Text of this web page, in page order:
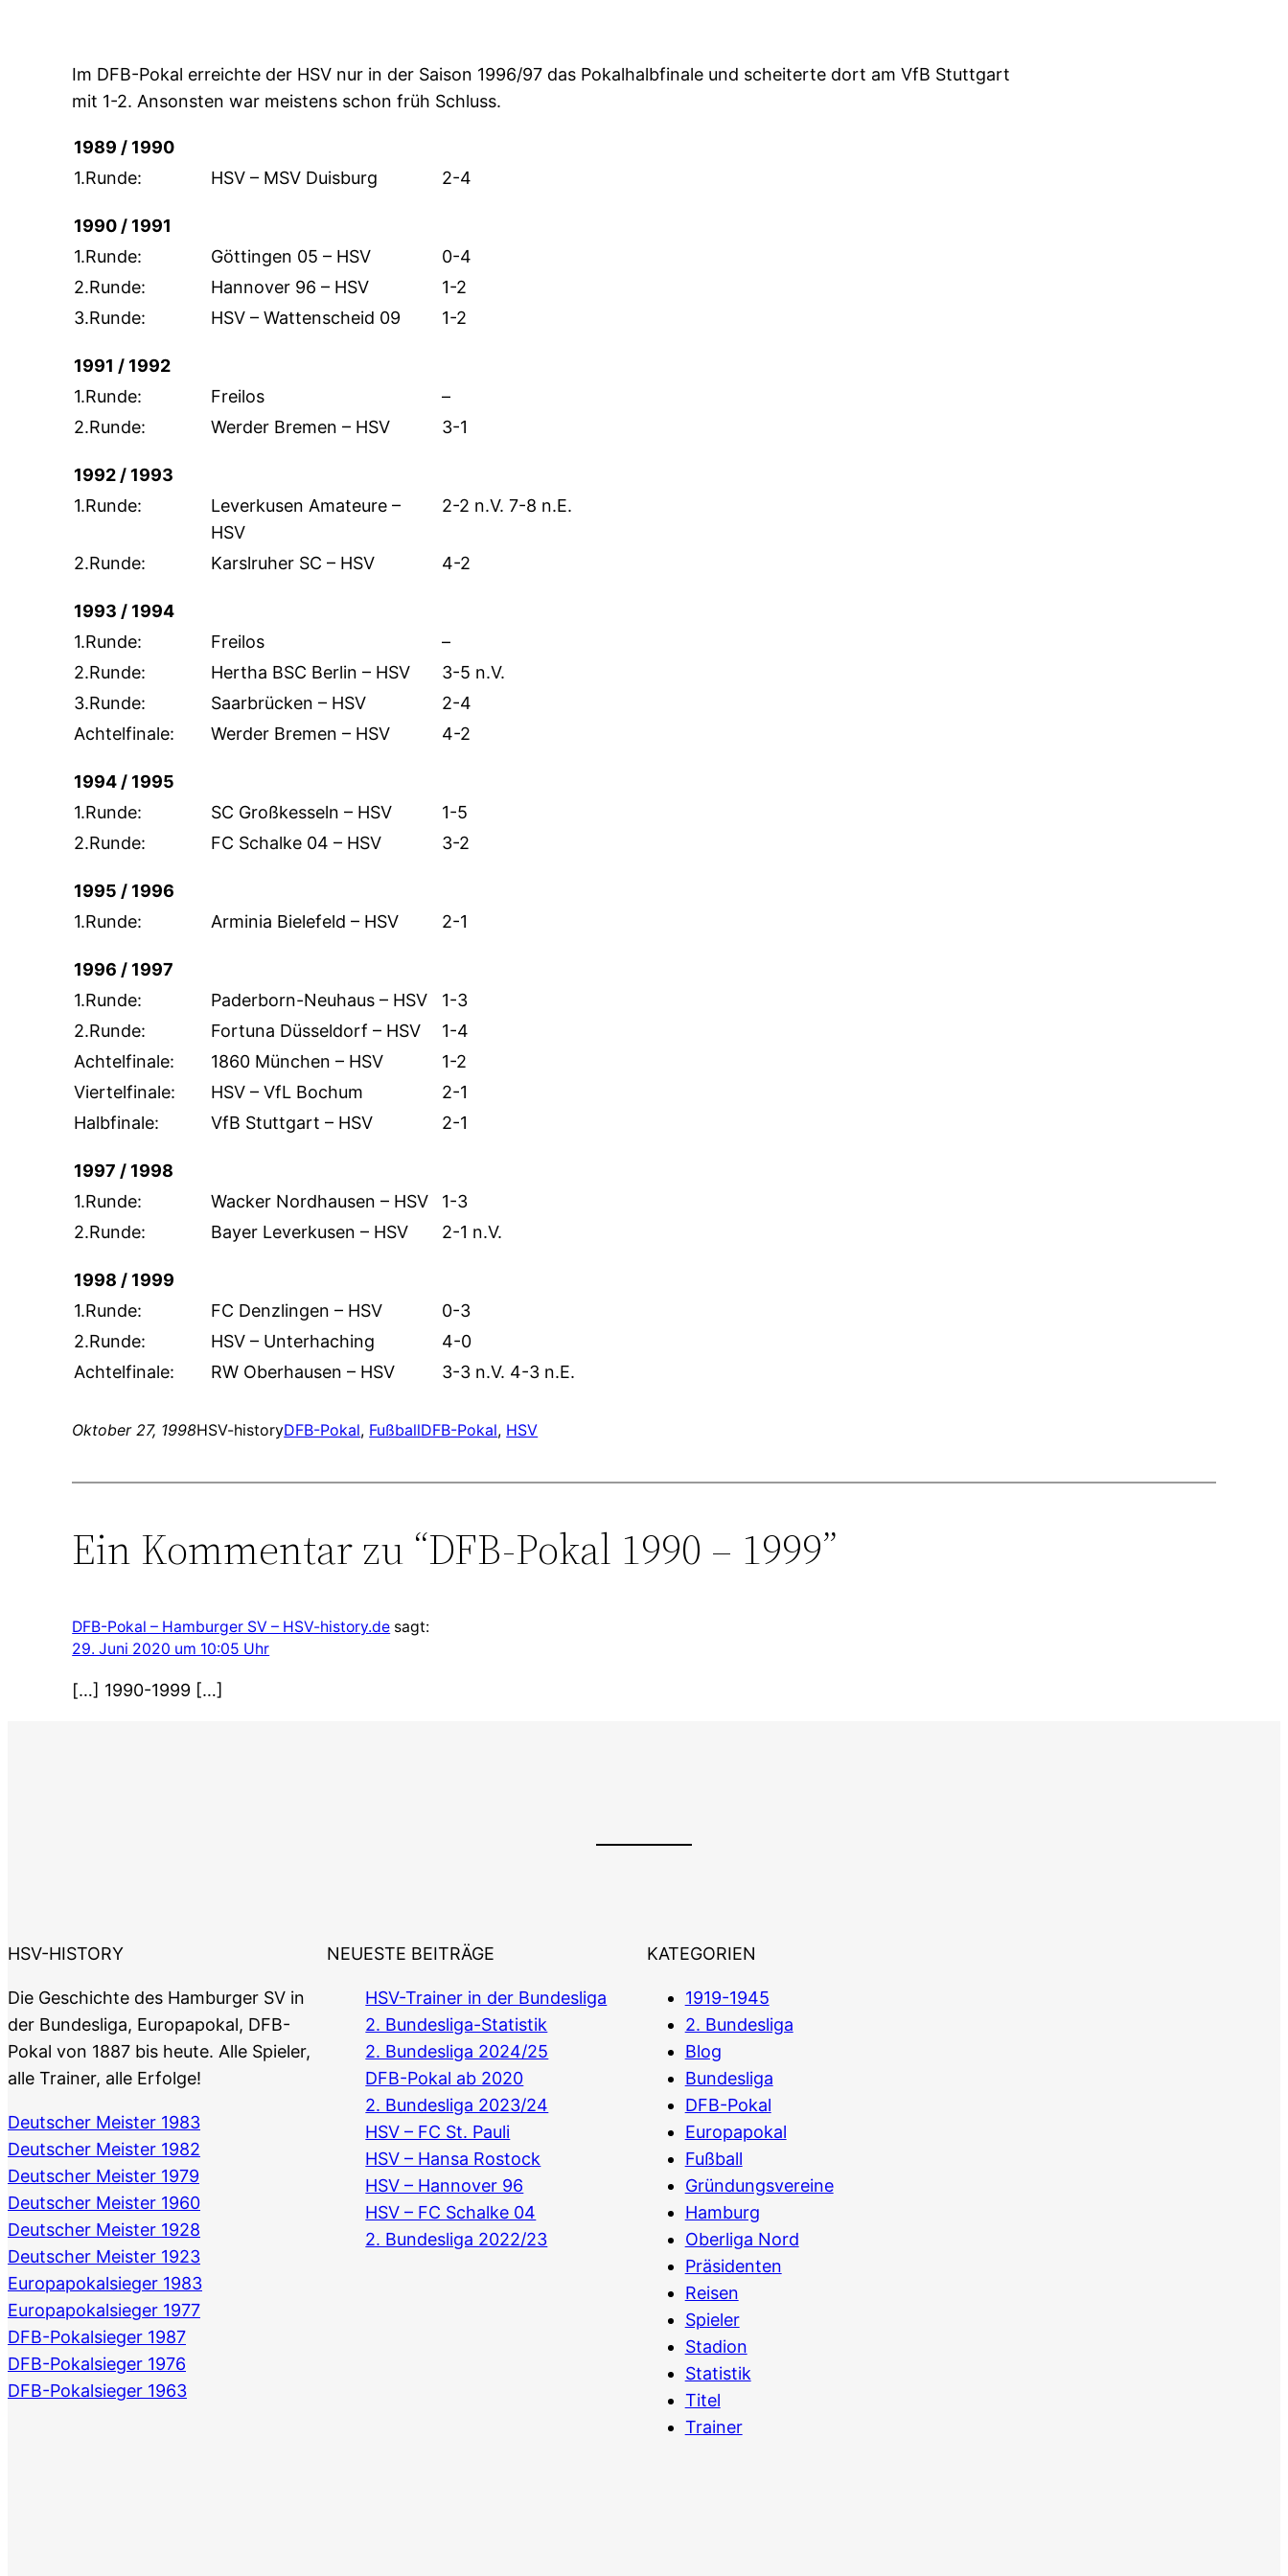
Im DFB-Pokal erreichte der HSV nur in der Saison 1996/97 das Pokalhalbfinale und scheiterte dort am VfB Stuttgart
mit 1-2. Ansonsten war meistens schon früh Schluss.
1989 / 1990
1.Runde:
HSV – MSV Duisburg 2-4
1990 / 1991
1.Runde:
Göttingen 05 – HSV
0-4
2.Runde:
Hannover 96 – HSV
1-2
3.Runde:
HSV – Wattenscheid 09 1-2
1991 / 1992
1.Runde:
Freilos
–
2.Runde:
Werder Bremen – HSV 3-1
1992 / 1993
1.Runde:
Leverkusen Amateure –
HSV
2-2 n.V. 7-8 n.E.
2.Runde: Karslruher SC – HSV 4-2
1993 / 1994
1.Runde:
Freilos
–
2.Runde:
Hertha BSC Berlin – HSV
3-5 n.V.
3.Runde:
Saarbrücken – HSV
2-4
Achtelfinale:
Werder Bremen – HSV 4-2
1994 / 1995
1.Runde:
SC Großkesseln – HSV
1-5
2.Runde:
FC Schalke 04 – HSV 3-2
1995 / 1996
1.Runde:
Arminia Bielefeld – HSV 2-1
1996 / 1997
1.Runde:
Paderborn-Neuhaus – HSV
1-3
2.Runde:
Fortuna Düsseldorf – HSV
1-4
Achtelfinale:
1860 München – HSV
1-2
Viertelfinale:
HSV – VfL Bochum
2-1
Halbfinale:
VfB Stuttgart – HSV 2-1
1997 / 1998
1.Runde:
Wacker Nordhausen – HSV
1-3
2.Runde:
Bayer Leverkusen – HSV 2-1 n.V.
1998 / 1999
1.Runde:
FC Denzlingen – HSV
0-3
2.Runde:
HSV – Unterhaching
4-0
Achtelfinale:
RW Oberhausen – HSV 3-3 n.V. 4-3 n.E.
Oktober 27, 1998HSV-historyDFB-Pokal, FußballDFB-Pokal, HSV
Ein Kommentar zu “DFB-Pokal 1990 – 1999”
DFB-Pokal – Hamburger SV – HSV-history.de sagt:
29. Juni 2020 um 10:05 Uhr
[…] 1990-1999 […]
HSV-HISTORY
Die Geschichte des Hamburger SV in
der Bundesliga, Europapokal, DFB-
Pokal von 1887 bis heute. Alle Spieler,
alle Trainer, alle Erfolge!
Deutscher Meister 1983
Deutscher Meister 1982
Deutscher Meister 1979
Deutscher Meister 1960
Deutscher Meister 1928
Deutscher Meister 1923
Europapokalsieger 1983
Europapokalsieger 1977
DFB-Pokalsieger 1987
DFB-Pokalsieger 1976
DFB-Pokalsieger 1963
NEUESTE BEITRÄGE
HSV-Trainer in der Bundesliga
2. Bundesliga-Statistik
2. Bundesliga 2024/25
DFB-Pokal ab 2020
2. Bundesliga 2023/24
HSV – FC St. Pauli
HSV – Hansa Rostock
HSV – Hannover 96
HSV – FC Schalke 04
2. Bundesliga 2022/23
KATEGORIEN
1919-1945
2. Bundesliga
Blog
Bundesliga
DFB-Pokal
Europapokal
Fußball
Gründungsvereine
Hamburg
Oberliga Nord
Präsidenten
Reisen
Spieler
Stadion
Statistik
Titel
Trainer